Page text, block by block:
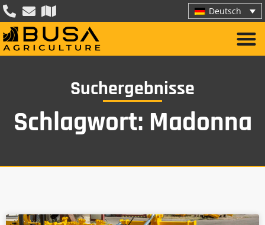
Deutsch
Suchergebnisse
Schlagwort: Madonna